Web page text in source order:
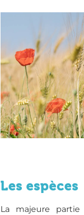
Les espèces
La majeure